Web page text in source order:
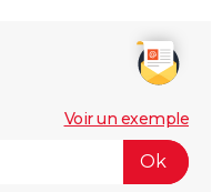
Voir un exemple